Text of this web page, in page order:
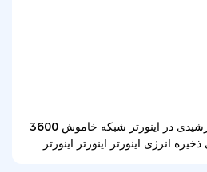
تولید کننده خورشیدی در اینورتر شبکه خاموش 3600W 6200W
انرژی اینورتر اینورتر اینورتر